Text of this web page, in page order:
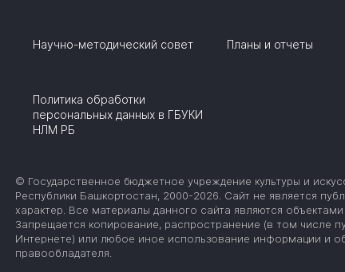
Научно-методический совет Планы и отчеты
Политика обработки
персональных данных в ГБУКИ
НЛМ РБ
© Государственное бюджетное учреждение культуры и
Республики Башкортостан, 2000-2026. Сайт не является
характер. Все материалы данного сайта являются
Запрещается копирование, распространение (в том числе
Интернете) или любое иное использование информации и
правообладателя.